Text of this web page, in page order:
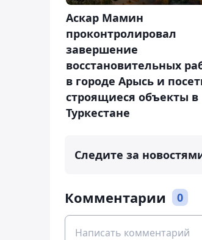
Аскар Мамин
проконтролировал
завершение
восстановительных
в городе Арысь и
строящиеся объекты в
Туркестане
Следите за
Комментарии 0